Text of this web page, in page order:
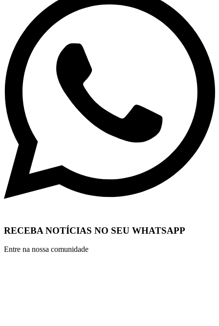
RECEBA NOTÍCIAS NO SEU WHATSAPP
Entre na nossa comunidade